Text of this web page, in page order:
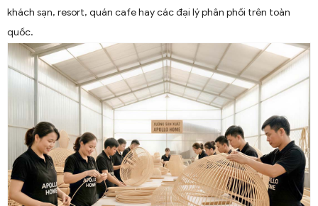
khách sạn, resort, quán cafe hay các đại lý phân phối trên toàn
quốc.